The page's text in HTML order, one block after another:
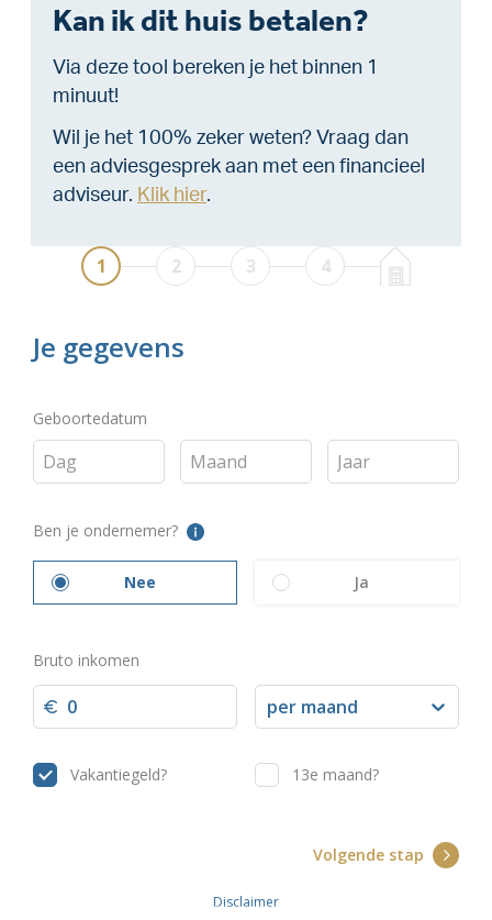
Kan ik dit huis betalen?
Via deze tool bereken je het binnen 1
minuut!
Wil je het 100% zeker weten? Vraag dan
een adviesgesprek aan met een financieel
adviseur. Klik hier.